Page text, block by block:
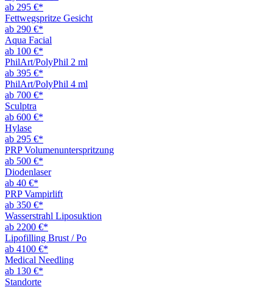
ab 295 €*
Fettwegspritze Gesicht
ab 290 €*
Aqua Facial
ab 100 €*
PhilArt/PolyPhil 2 ml
ab 395 €*
PhilArt/PolyPhil 4 ml
ab 700 €*
Sculptra
ab 600 €*
Hylase
ab 295 €*
PRP Volumenunterspritzung
ab 500 €*
Diodenlaser
ab 40 €*
PRP Vampirlift
ab 350 €*
Wasserstrahl Liposuktion
ab 2200 €*
Lipofilling Brust / Po
ab 4100 €*
Medical Needling
ab 130 €*
Standorte